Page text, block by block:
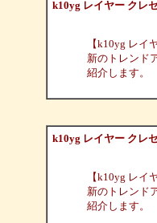
k10yg レイヤー クレ
【k10yg レ
新のトレンド
紹介します。
k10yg レイヤー クレ
【k10yg レ
新のトレンド
紹介します。